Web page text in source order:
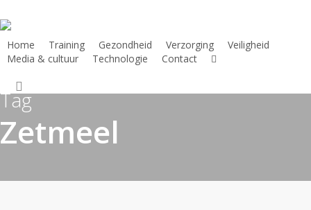
to
main
content
Home Training Gezondheid Verzorging
Veiligheid
Media & cultuur
Technologie Contact
facebook
Tag
Zetmeel